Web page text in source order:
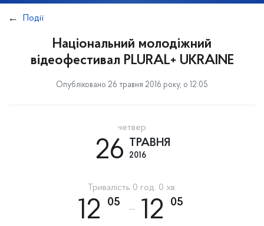
Події
Національний молодіжний
відеофестивал PLURAL+ UKRAINE
Опубліковано 26 травня 2016 року, о 12:05
четвер
26 ТРАВНЯ
2016
Тривалість 0 год. 0 хв.
12 05 12 05